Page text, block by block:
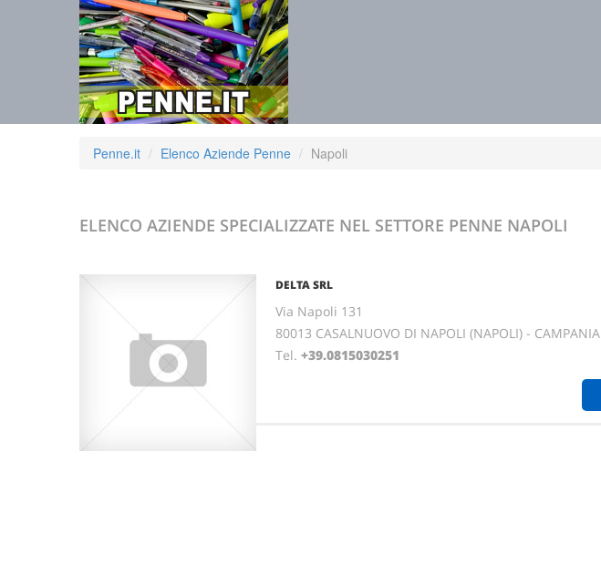
Penne.it Elenco Aziende Penne Napoli
ELENCO AZIENDE SPECIALIZZATE NEL SETTORE PENNE NAPOLI
DELTA SRL
Via Napoli 131
80013 CASALNUOVO DI NAPOLI (NAPOLI) - CAMPANIA
Tel. +39.0815030251